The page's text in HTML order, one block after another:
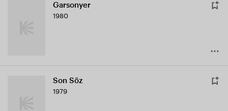
Garsonyer
1980
Son Söz
1979